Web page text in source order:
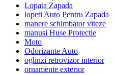
Lopata Zapada
lopeti Auto Pentru Zapada
manere schimbator viteze
manusi Huse Protectie
Moto
Odorizante Auto
oglinzi retrovizor interior
ornamente exterior